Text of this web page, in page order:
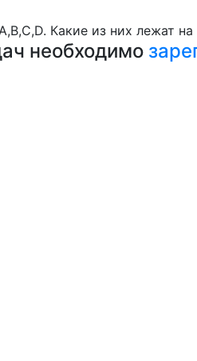
необходимо